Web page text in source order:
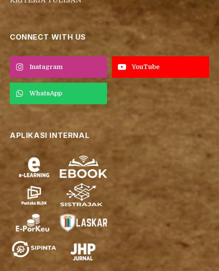
CONNECT WITH US
Instagram YouTube
WhatsApp
APLIKASI INTERNAL